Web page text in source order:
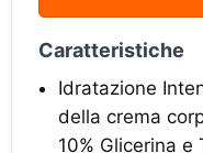
Caratteristiche
Idratazione
della crema
10% Glicerina e